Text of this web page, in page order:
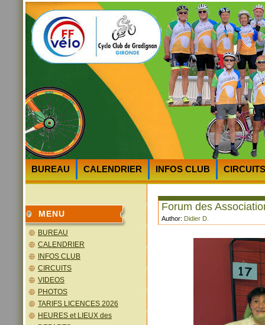
BUREAU CALENDRIER INFOS CLUB
CIRCUITS
MENU
BUREAU
CALENDRIER
INFOS CLUB
CIRCUITS
VIDEOS
PHOTOS
TARIFS LICENCES 2026
HEURES et LIEUX des
Forum des
Author: Didier D.